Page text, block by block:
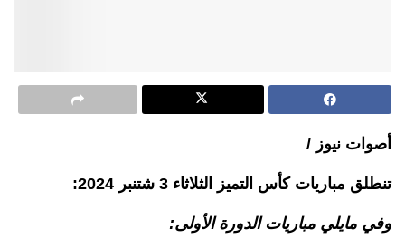
أصوات نيوز /
تنطلق مباريات كأس التميز الثلاثاء 3 شتنبر 2024:
وفي مايلي مباريات الدورة الأولى: